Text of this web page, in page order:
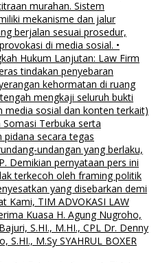
murahan. Sistem
mekanisme dan jalur
berjalan sesuai prosedur,
di media sosial. •
Hukum Lanjutan: Law Firm
tindakan penyebaran
kehormatan di ruang
mengkaji seluruh bukti
media sosial dan konten terkait)
Terbuka serta
secara tegas
undangan yang berlaku,
Demikian pernyataan pers ini
terkecoh oleh framing politik
yang disebarkan demi
Kami, TIM ADVOKASI LAW
Kuasa H. Agung Nugroho,
S.HI., M.HI., CPL Dr. Denny
S.HI., M.Sy SYAHRUL BOXER